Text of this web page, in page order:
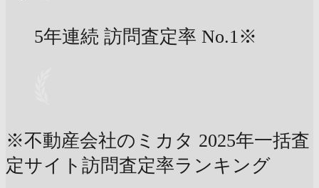
5年連続 訪問査定率 No.1※
※不動産会社のミカタ 2025年一括査
定サイト訪問査定率ランキング